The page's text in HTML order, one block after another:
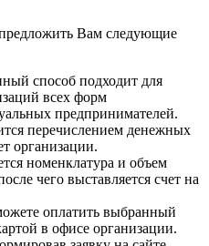
Вам следующие
способ подходит для
всех форм
предпринимателей.
перечислением денежных
организации.
номенклатура и объем
чего выставляется счет на
оплатить выбранный
в офисе организации.